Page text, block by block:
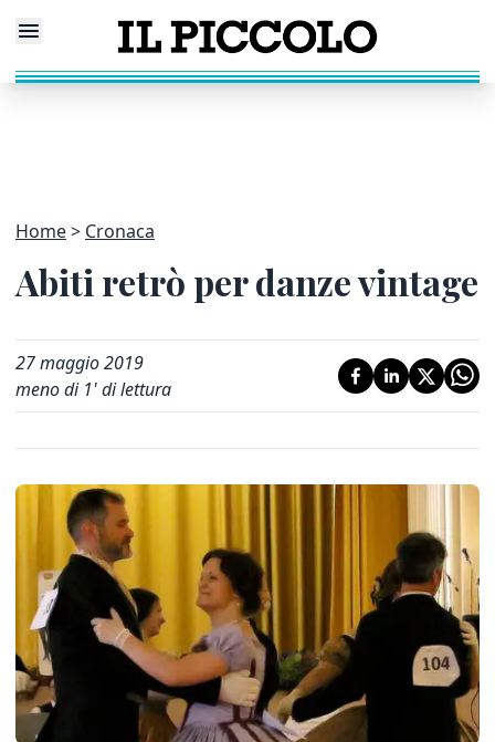
Home Cronaca
Abiti retrò per danze vintage
27 maggio 2019
meno di 1' di lettura